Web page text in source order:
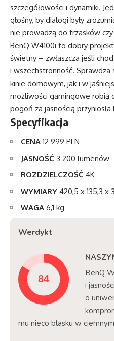
szczegółowości i dynamiki.
głośny, by dialogi były
nie prowadzą do trzasków czy
BenQ W4100i to dobry
świetny – zwłaszcza jeśli
i wszechstronność. Sprawdza
kinie domowym, jak i w
możliwości gamingowe robią
pogoń za jasnością
Specyfikacja
CENA 12 999 PLN
JASNOŚĆ 3 200 lumenów
ROZDZIELCZOŚĆ 4K
WYMIARY 420,5 x 135,3 x
WAGA 6,1 kg
Werdykt
BenQ
i
o
mu nieco blasku w